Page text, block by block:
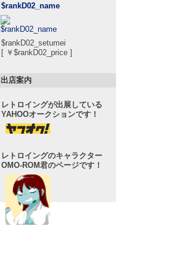
$rankD02_name
$rankD02_setumei
[ ￥$rankD02_price ]
出店案内
レトロイングが出展している
YAHOOオークションです！
レトロイングのキャラクター
OMO-ROM君のページです！